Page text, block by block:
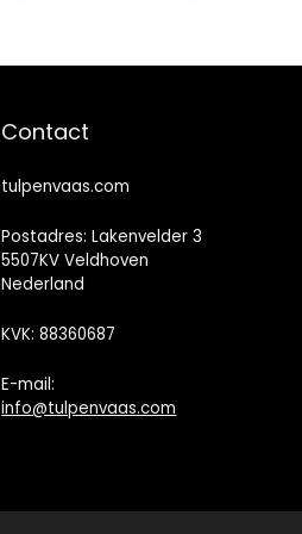
Contact
tulpenvaas.com
Postadres: Lakenvelder 3
5507KV Veldhoven
Nederland
KVK: 88360687
E-mail:
info@tulpenvaas.com